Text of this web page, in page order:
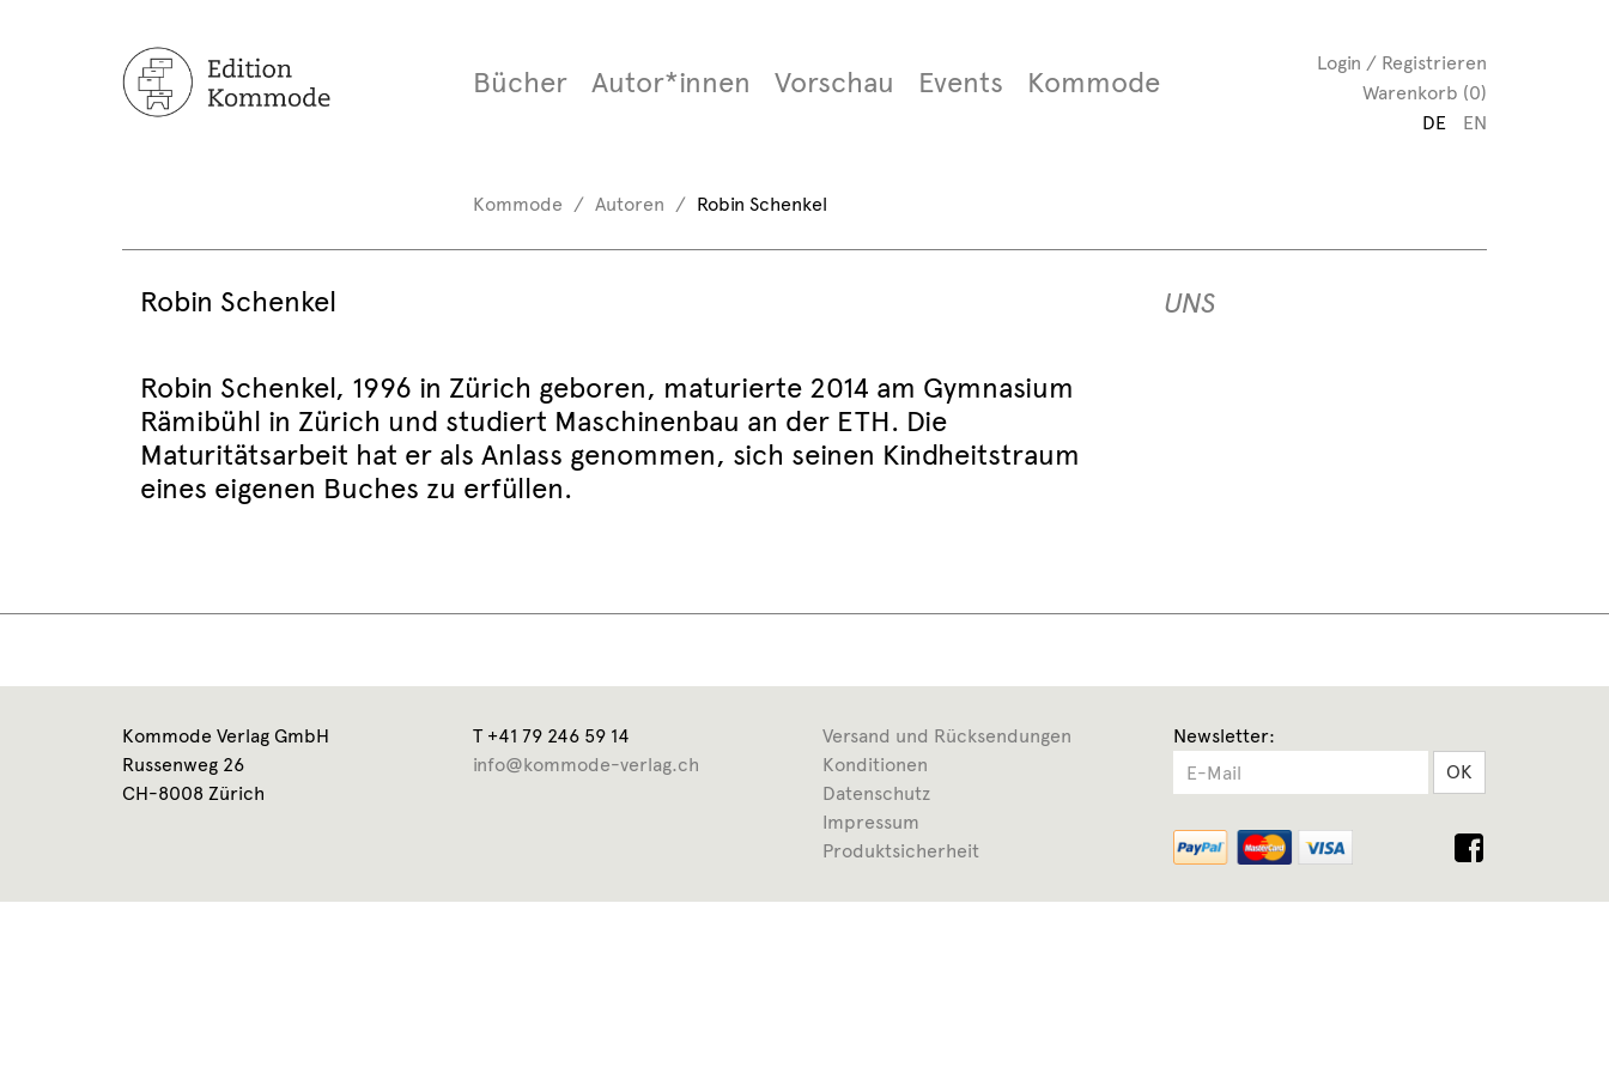
Bücher Autor*innen Vorschau Events Kommode
Login / Registrieren
Warenkorb (0)
DE
EN
Kommode Autoren Robin Schenkel
Robin Schenkel
Robin Schenkel, 1996 in Zürich geboren, maturierte 2014 am Gymnasium
Rämibühl in Zürich und studiert Maschinenbau an der ETH. Die
Maturitätsarbeit hat er als Anlass genommen, sich seinen Kindheitstraum
eines eigenen Buches zu erfüllen.
UNS
Kommode Verlag GmbH
Russenweg 26
CH-8008 Zürich
T +41 79 246 59 14
info@kommode-verlag.ch
Versand und Rücksendungen
Konditionen
Datenschutz
Impressum
Produktsicherheit
Newsletter:
OK